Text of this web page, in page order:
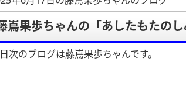
嶌果歩ちゃんの「あしたもたのし
次のブログは藤嶌果歩ちゃんです。